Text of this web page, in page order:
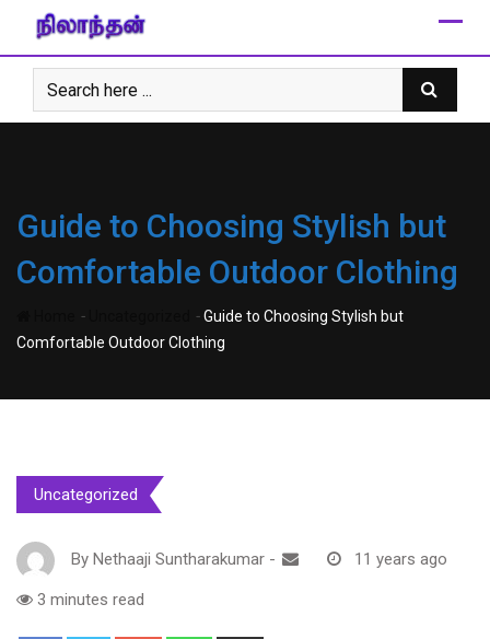
content
Guide to Choosing Stylish but
Comfortable Outdoor Clothing
- -Guide to Choosing Stylish but
Comfortable Outdoor Clothing
Uncategorized
By Nethaaji Suntharakumar - 11 years ago
3 minutes read